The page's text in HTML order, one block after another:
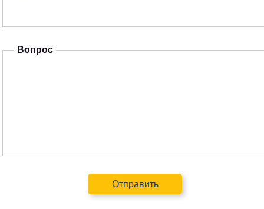
Вопрос
Отправить